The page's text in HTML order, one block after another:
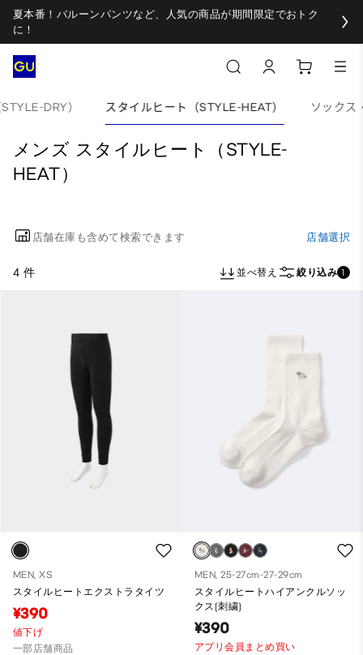
夏本番！バルーンパンツなど、人気の商品が期間限定でおトク
に！
DRY） スタイルヒート（STYLE-HEAT） ソックス
メンズ スタイルヒート（STYLE-
HEAT）
店舗在庫も含めて検索できます 店舗選択
4 件 並べ替え 絞り込み 1
MEN, XS
スタイルヒートエクストラタイツ
¥390
値下げ
一部店舗商品
MEN, 25-27cm-27-29cm
スタイルヒートハイアンクルソッ
クス(刺繍)
¥390
アプリ会員まとめ買い